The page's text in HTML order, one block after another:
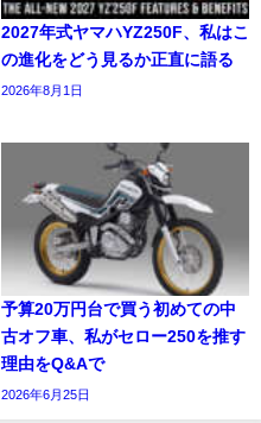
2027年式ヤマハYZ250F、私はこ
の進化をどう見るか正直に語る
2026年8月1日
予算20万円台で買う初めての中
古オフ車、私がセロー250を推す
理由をQ&Aで
2026年6月25日